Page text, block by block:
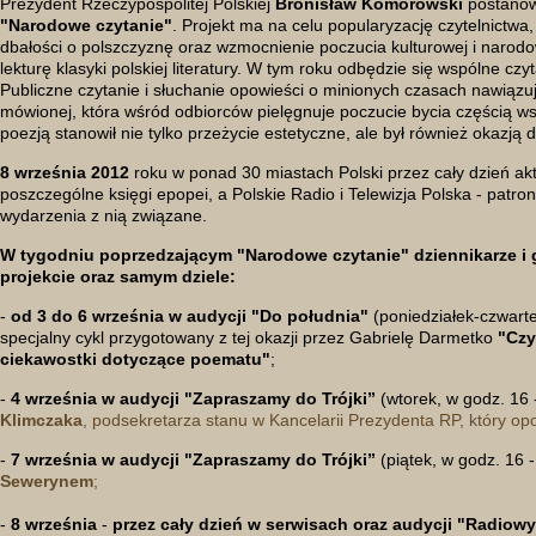
"Narodowe czytanie" . Projekt ma na celu popularyzację
dbałości o polszczyznę oraz wzmocnienie poczucia kulturowej i
lekturę klasyki polskiej literatury. W tym roku odbędzie się wspólne
Publiczne czytanie i słuchanie opowieści o minionych czasach
mówionej, która wśród odbiorców pielęgnuje poczucie bycia częścią
poezją stanowił nie tylko przeżycie estetyczne, ale był również okazją
8 września 2012 roku w ponad 30 miastach Polski przez cały dzień
poszczególne księgi epopei, a Polskie Radio i Telewizja Polska -
wydarzenia z nią związane.
W tygodniu poprzedzającym "Narodowe czytanie" dziennikarze
projekcie oraz samym dziele:
- od 3 do 6 września w audycji "Do południa" (poniedziałek-
specjalny cykl przygotowany z tej okazji przez Gabrielę Darmetko
ciekawostki dotyczące poematu";
- 4 września w audycji "Zapraszamy do Trójki” (wtorek, w godz.
Klimczaka , podsekretarza stanu w Kancelarii Prezydenta RP, który
- 7 września w audycji "Zapraszamy do Trójki” (piątek, w godz. 16
Sewerynem;
- 8 września - przez cały dzień w serwisach oraz audycji